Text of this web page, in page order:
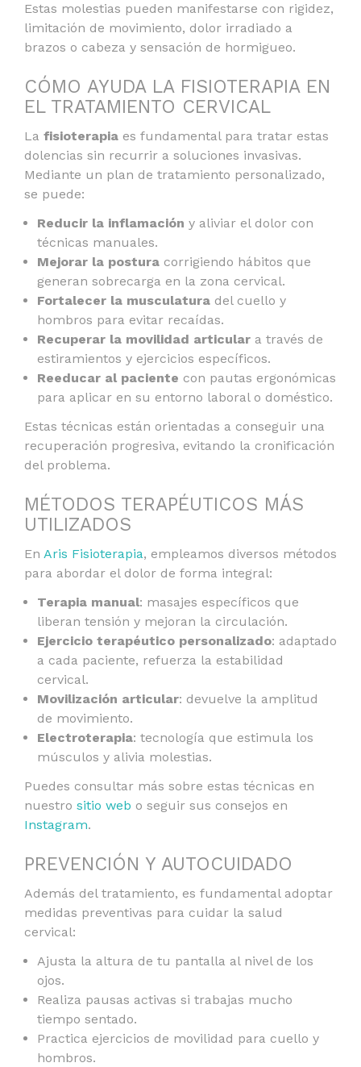
Estas molestias pueden manifestarse con rigidez,
limitación de movimiento, dolor irradiado a
brazos o cabeza y sensación de hormigueo.
CÓMO AYUDA LA FISIOTERAPIA EN
EL TRATAMIENTO CERVICAL
La fisioterapia es fundamental para tratar estas
dolencias sin recurrir a soluciones invasivas.
Mediante un plan de tratamiento personalizado,
se puede:
Reducir la inflamación y aliviar el dolor con
técnicas manuales.
Mejorar la postura corrigiendo hábitos que
generan sobrecarga en la zona cervical.
Fortalecer la musculatura del cuello y
hombros para evitar recaídas.
Recuperar la movilidad articular a través de
estiramientos y ejercicios específicos.
Reeducar al paciente con pautas ergonómicas
para aplicar en su entorno laboral o doméstico.
Estas técnicas están orientadas a conseguir una
recuperación progresiva, evitando la cronificación
del problema.
MÉTODOS TERAPÉUTICOS MÁS
UTILIZADOS
En Aris Fisioterapia, empleamos diversos métodos
para abordar el dolor de forma integral:
Terapia manual: masajes específicos que
liberan tensión y mejoran la circulación.
Ejercicio terapéutico personalizado: adaptado
a cada paciente, refuerza la estabilidad
cervical.
Movilización articular: devuelve la amplitud
de movimiento.
Electroterapia: tecnología que estimula los
músculos y alivia molestias.
Puedes consultar más sobre estas técnicas en
nuestro sitio web o seguir sus consejos en
Instagram.
PREVENCIÓN Y AUTOCUIDADO
Además del tratamiento, es fundamental adoptar
medidas preventivas para cuidar la salud
cervical:
Ajusta la altura de tu pantalla al nivel de los
ojos.
Realiza pausas activas si trabajas mucho
tiempo sentado.
Practica ejercicios de movilidad para cuello y
hombros.